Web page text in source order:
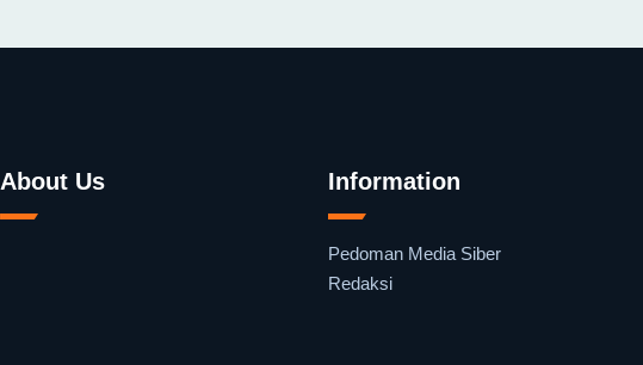
About Us Information
Pedoman Media Siber
Redaksi